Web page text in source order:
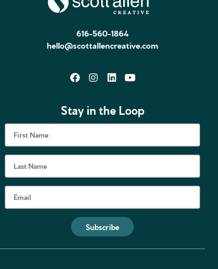
616-560-1864
hello@scottallencreative.com
Stay in the Loop
Subscribe